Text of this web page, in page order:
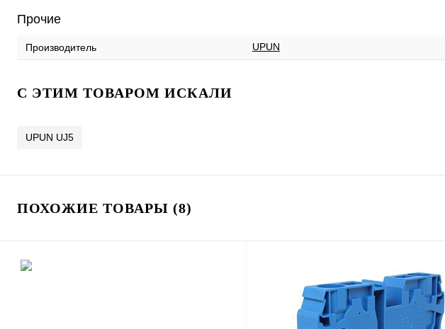
Прочие
Производитель UPUN
C ЭТИМ ТОВАРОМ ИСКАЛИ
UPUN UJ5
ПОХОЖИЕ ТОВАРЫ (8)